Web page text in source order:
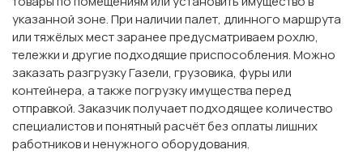
указанной зоне. При наличии палет, длинного маршрута
или тяжёлых мест заранее предусматриваем рохлю,
тележки и другие подходящие приспособления. Можно
заказать разгрузку Газели, грузовика, фуры или
контейнера, а также погрузку имущества перед
отправкой. Заказчик получает подходящее количество
специалистов и понятный расчёт без оплаты лишних
работников и ненужного оборудования.